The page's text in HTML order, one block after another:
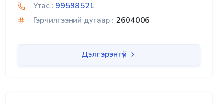
Утас : 99598521
Гэрчилгээний дугаар : 2604006
Дэлгэрэнгүй